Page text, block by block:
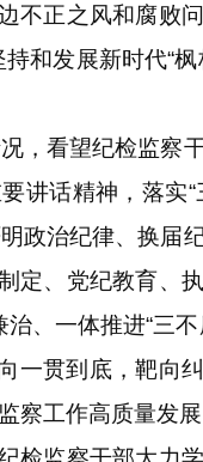
不正之风和腐败
和发展新时代“
，看望纪检监察
讲话精神，落实“
政治纪律、换届
定、党纪教育、
、一体推进“三
一贯到底，靶向
察工作高质量发展